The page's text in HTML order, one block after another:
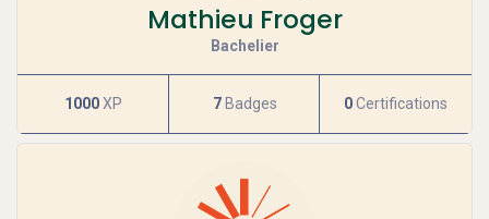
Mathieu Froger
Bachelier
1000XP 7 Badges 0Certifications